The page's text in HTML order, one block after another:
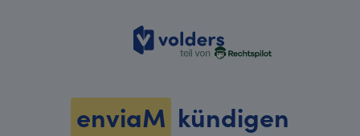
volders
enviaM kündigen